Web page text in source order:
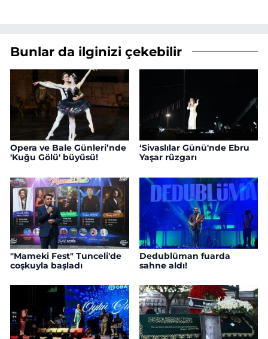
Bunlar da ilginizi çekebilir
Opera ve Bale Günleri’nde
'Kuğu Gölü' büyüsü!
‘Sivaslılar Günü'nde Ebru
Yaşar rüzgarı
"Mameki Fest" Tunceli'de
coşkuyla başladı
Dedublüman fuarda
sahne aldı!